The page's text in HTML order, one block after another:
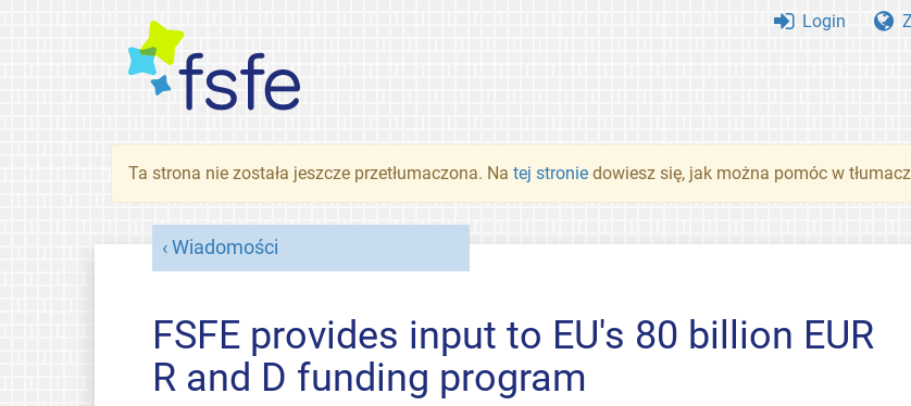
Login
Ta strona nie została jeszcze przetłumaczona. Na tej stronie dowiesz się, jak można pomóc w
Wiadomości
FSFE provides input to EU's 80 billion EUR
R and D funding program